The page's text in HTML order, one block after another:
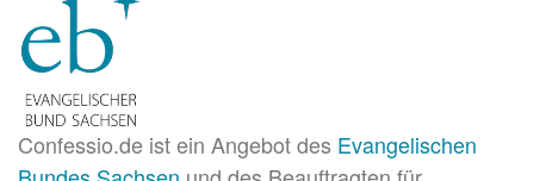
Confessio.de ist ein Angebot des Evangelischen